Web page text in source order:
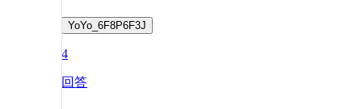
YoYo_6F8P6F3J
4
回答